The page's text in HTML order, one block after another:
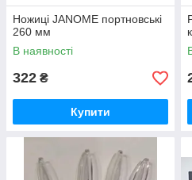
Ножиці JANOME портновські
260 мм
В наявності
322 ₴
Купити